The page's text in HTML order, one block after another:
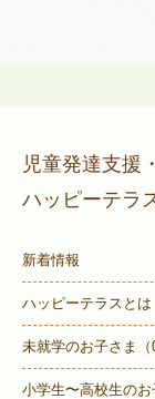
児童発達支援
ハッピーテラ
新着情報
ハッピーテラスとは
未就学のお子さま
小学生〜高校生のお